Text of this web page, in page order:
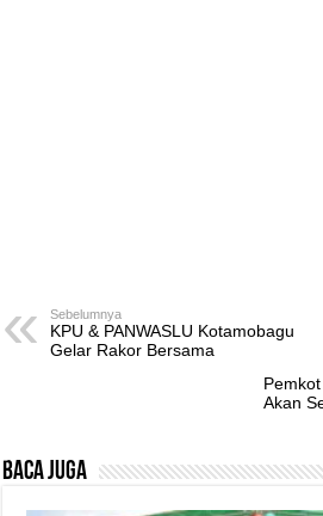
Sebelumnya
KPU & PANWASLU Kotamobagu
Gelar Rakor Bersama
Akan
Baca Juga